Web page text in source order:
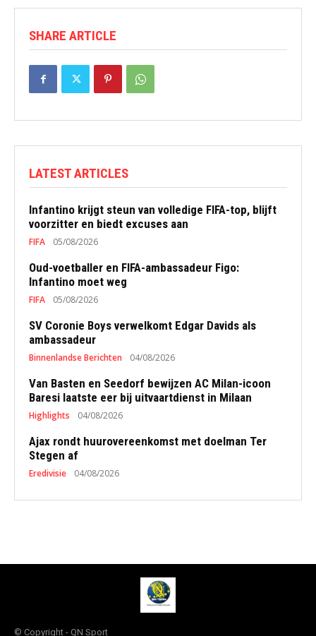
SHARE ARTICLE
LATEST ARTICLES
Infantino krijgt steun van volledige FIFA-top, blijft
voorzitter en biedt excuses aan
FIFA 05/08/2026
Oud-voetballer en FIFA-ambassadeur Figo:
Infantino moet weg
FIFA 05/08/2026
SV Coronie Boys verwelkomt Edgar Davids als
ambassadeur
Binnenlandse Berichten 04/08/2026
Van Basten en Seedorf bewijzen AC Milan-icoon
Baresi laatste eer bij uitvaartdienst in Milaan
Highlights 04/08/2026
Ajax rondt huurovereenkomst met doelman Ter
Stegen af
Eredivisie 04/08/2026
© Copyright - QN Sport